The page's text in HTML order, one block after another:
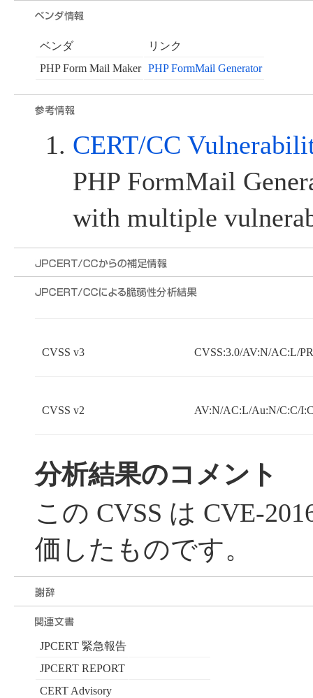
ベンダ
リンク
PHP Form Mail Maker
PHP FormMail Generator
CERT/CC
PHP FormMail
with multiple
CVSS v3 CVSS:3.0/AV:N/AC:L/
CVSS v2 AV:N/AC:L/Au:N/C:C/
分析結果のコメント
この CVSS は CVE-
価したものです。
JPCERT 緊急報告
JPCERT REPORT
CERT Advisory